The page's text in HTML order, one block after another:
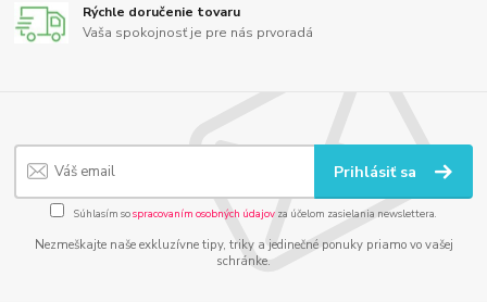
Rýchle doručenie tovaru
Vaša spokojnosť je pre nás prvoradá
Prihlásiť sa
Súhlasím sospracovaním osobných údajov za účelom zasielania newslettera.
Nezmeškajte naše exkluzívne tipy, triky a jedinečné ponuky priamo vo vašej
schránke.